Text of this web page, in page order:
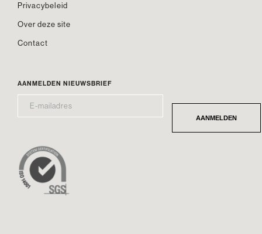
Privacybeleid
Over deze site
Contact
AANMELDEN NIEUWSBRIEF
MAILADRES* AANMELDEN